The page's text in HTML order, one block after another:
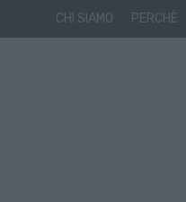
CHI SIAMO PERCHÈ